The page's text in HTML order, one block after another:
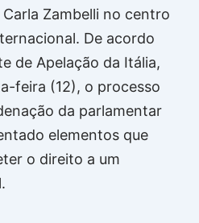
Carla Zambelli no centro
De acordo
de Apelação da Itália,
feira (12), o processo
da parlamentar
elementos que
o direito a um